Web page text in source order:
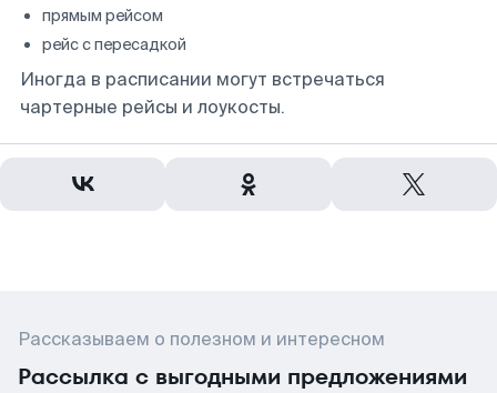
прямым рейсом
рейс с пересадкой
Иногда в расписании могут встречаться
чартерные рейсы и лоукосты.
Рассказываем о полезном и интересном
Рассылка с выгодными предложениями